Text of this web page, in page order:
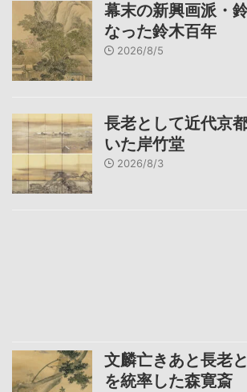
幕末の新興画派・
なった鈴木百年
2026/8/5
長老として近代京
いた岸竹堂
2026/8/3
文麟亡きあと長老
を統率した森寛斎